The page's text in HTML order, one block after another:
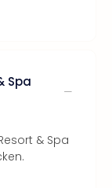
Spa
& Spa